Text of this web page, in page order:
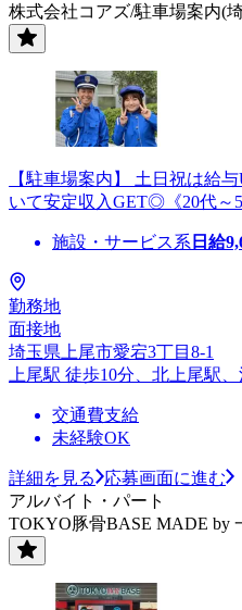
株式会社コアズ/駐車場案内(
【駐車場案内】 土日祝は給
いて安定収入GET◎《20代～
施設・サービス系 日給
勤務地
面接地
埼玉県上尾市愛宕3丁目8-1
上尾駅 徒歩10分、北上尾駅
交通費支給
未経験OK
詳細を見る
応募画面に進む
アルバイト・パート
TOKYO豚骨BASE MADE by